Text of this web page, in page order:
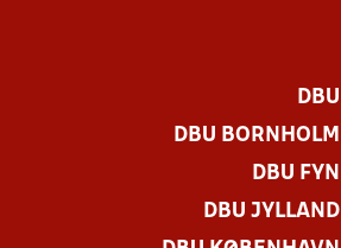
DBU
DBU BORNHOLM
DBU FYN
DBU JYLLAND